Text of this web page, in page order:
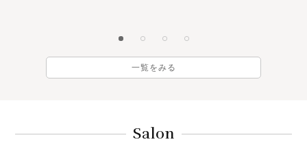
一覧をみる
Salon